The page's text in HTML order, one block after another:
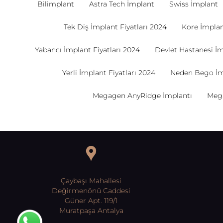
Bilimplant Astra Tech İmplant Swiss İmplant
Tek Diş İmplant Fiyatları 2024 Kore
Yabancı İmplant Fiyatları 2024 Devlet Hastanesi
Yerli İmplant Fiyatları 2024 Neden Bego
Megagen AnyRidge İmplantı
Çaybaşı Mahallesi
Değirmenönü Caddesi
Güner Apt. 119/1
Muratpaşa Antalya